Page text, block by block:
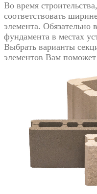
Во время
соответствовать
элемента. Обязательно
фундамента в местах
Выбрать варианты
элементов Вам поможет